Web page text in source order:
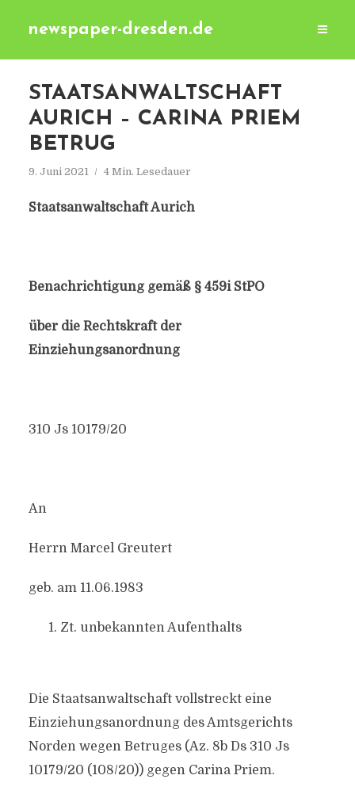
newspaper-dresden.de
STAATSANWALTSCHAFT
AURICH – CARINA PRIEM
BETRUG
9. Juni 2021 4 Min. Lesedauer
Staatsanwaltschaft Aurich
Benachrichtigung gemäß § 459i StPO
über die Rechtskraft der
Einziehungsanordnung
310 Js 10179/20
An
Herrn Marcel Greutert
geb. am 11.06.1983
Zt. unbekannten Aufenthalts
Die Staatsanwaltschaft vollstreckt eine
Einziehungsanordnung des Amtsgerichts
Norden wegen Betruges (Az. 8b Ds 310 Js
10179/20 (108/20)) gegen Carina Priem.